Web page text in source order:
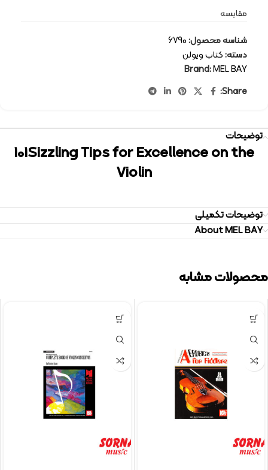
مقایسه
شناسه محصول:6790
دسته:کتاب ویولن
Brand:MEL BAY
Share:
توضیحات
101Sizzling Tips for Excellence on the
Violin
توضیحات تکمیلی
About MEL BAY
محصولات مشابه